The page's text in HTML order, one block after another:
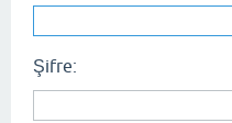
Şifre: